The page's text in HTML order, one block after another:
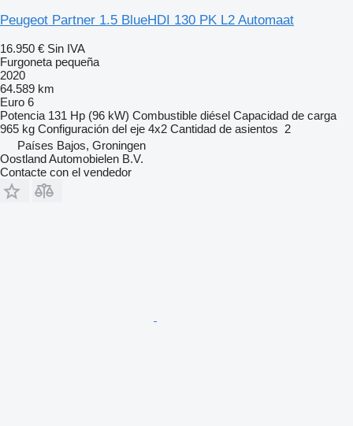
Peugeot Partner 1.5 BlueHDI 130 PK L2 Automaat
16.950 € Sin IVA
Furgoneta pequeña
2020
64.589 km
Euro 6
Potencia 131 Hp (96 kW) Combustible diésel Capacidad de carga
965 kg Configuración del eje 4x2 Cantidad de asientos 2
Países Bajos, Groningen
Oostland Automobielen B.V.
Contacte con el vendedor